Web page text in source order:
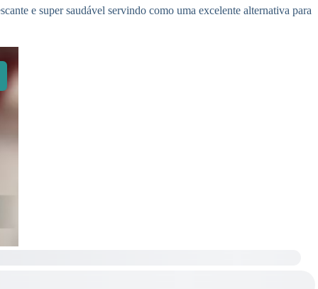
e super saudável servindo como uma excelente alternativa para